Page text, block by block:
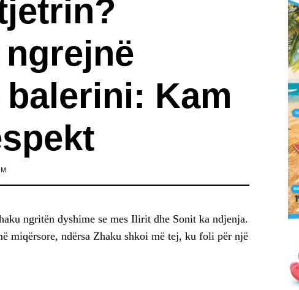
Kam
ngritën dyshime se mes Ilirit dhe Sonit ka ndjenja.
miqërsore, ndërsa Zhaku shkoi më tej, ku foli për një